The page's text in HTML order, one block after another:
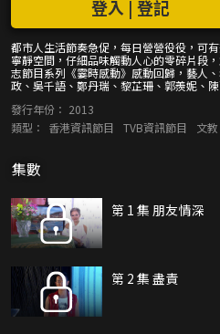
都市人生活節奏急促，每日營營役役，可
寧靜空間，仔細品味觸動人心的零碎片段
志節目系列《霎時感動》感動回歸，藝人
政、吳千語、鄭丹瑞、黎芷珊、郭羨妮、
饒富寓意、發人深省的小故事，分享從中
事，除了帶來霎時的觸動，還可能觸發你
理！
登入 | 登記
發行年份： 2013
類型：
香港資訊節目 TVB資訊節目 文教
集數
第 1 集 朋友情深
第 2 集 盡責